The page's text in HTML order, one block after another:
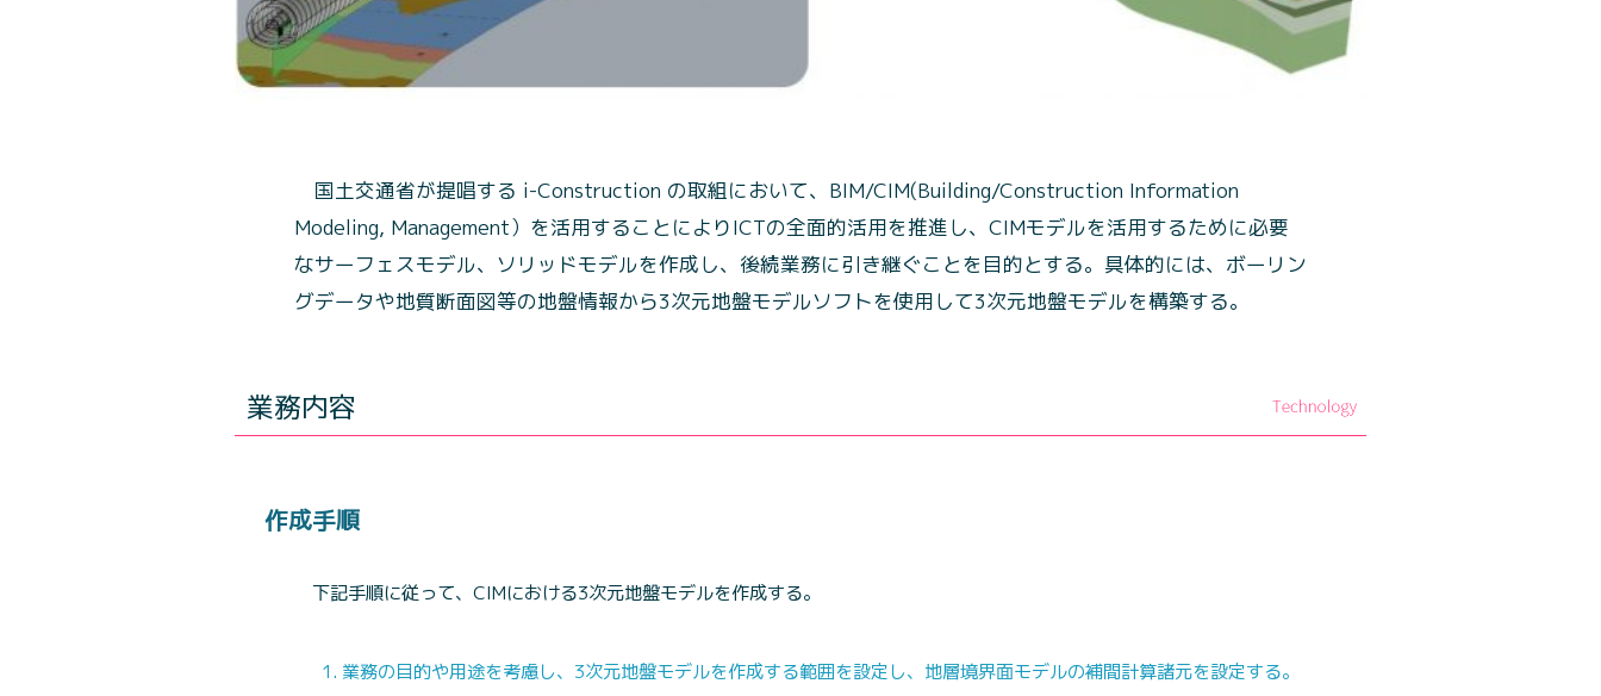
国土交通省が提唱する i-Construction の取組において、BIM/CIM(Building/Construction Information
Modeling, Management）を活用することによりICTの全面的活用を推進し、CIMモデルを活用するために必要
なサーフェスモデル、ソリッドモデルを作成し、後続業務に引き継ぐことを目的とする。具体的には、ボーリン
グデータや地質断面図等の地盤情報から3次元地盤モデルソフトを使用して3次元地盤モデルを構築する。
業務内容
作成手順
下記手順に従って、CIMにおける3次元地盤モデルを作成する。
業務の目的や用途を考慮し、3次元地盤モデルを作成する範囲を設定し、地層境界面モデルの補間計算諸元を設定する。